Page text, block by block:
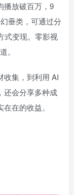
播放破百万，9
垂类，可通过分
式变现。零影视
。
收集，到利用 AI
还会分享多种成
在的收益。